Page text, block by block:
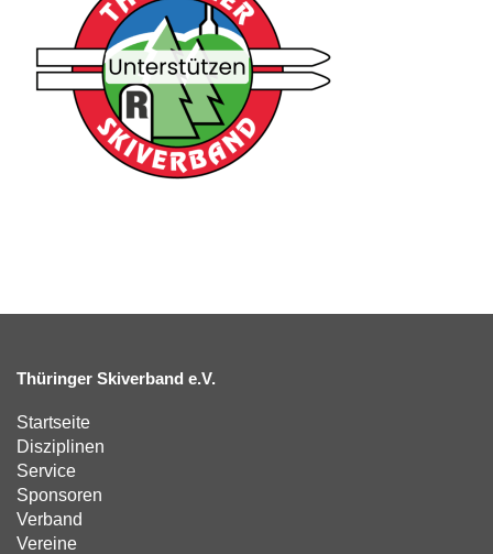
Thüringer Skiverband e.V.
Startseite
Disziplinen
Service
Sponsoren
Verband
Vereine